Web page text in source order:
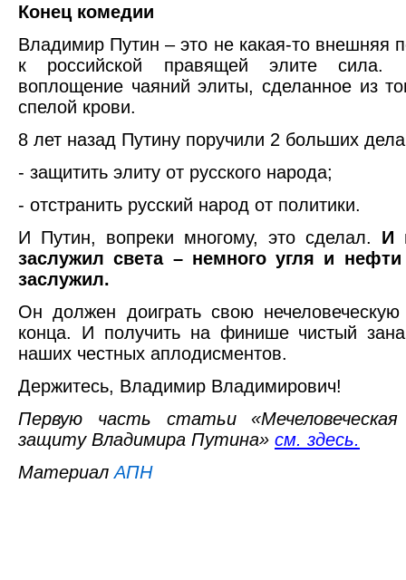
Конец комедии
Владимир Путин – это не какая-то внешняя
к российской правящей элите сила.
воплощение чаяний элиты, сделанное из
спелой крови.
8 лет назад Путину поручили 2 больших
- защитить элиту от русского народа;
- отстранить русский народ от политики.
И Путин, вопреки многому, это сделал. И
заслужил света – немного угля и нефти
заслужил.
Он должен доиграть свою
конца. И получить на финише чистый
наших честных аплодисментов.
Держитесь, Владимир Владимирович!
Первую часть статьи
защиту Владимира Путина» см. здесь.
МатериалАПН